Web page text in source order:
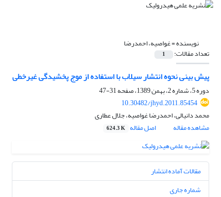
نویسنده =غواصیه، احمدرضا
تعداد مقالات: 1
پیش بینی نحوه انتشار سیلاب با استفاده از موج پخشیدگی غیرخطی
دوره 5، شماره 2، بهمن 1389، صفحه
31-47
10.30482/jhyd.2011.85454
محمد دانیالی، احمدرضا غواصیه، جلال عطاری
مشاهده مقاله
اصل مقاله 624.3 K
مقالات آماده انتشار
شماره جاری